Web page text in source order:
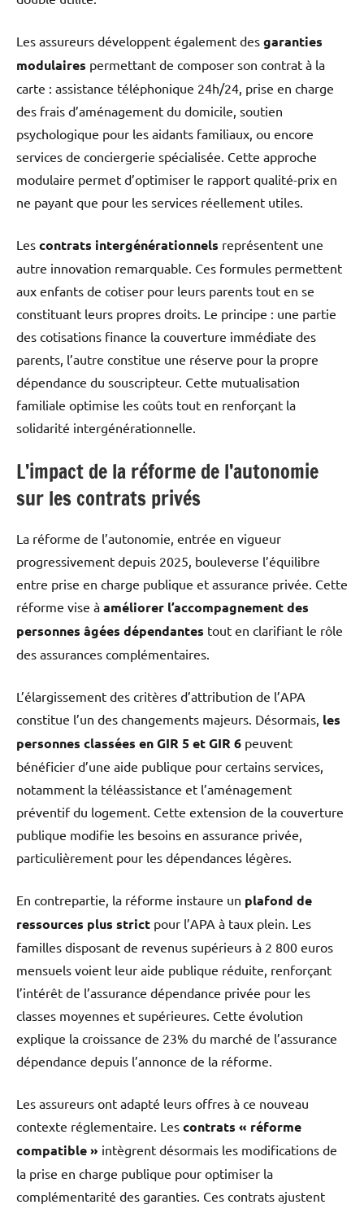
Les assureurs développent également des garanties
modulaires permettant de composer son contrat à la
carte : assistance téléphonique 24h/24, prise en charge
des frais d’aménagement du domicile, soutien
psychologique pour les aidants familiaux, ou encore
services de conciergerie spécialisée. Cette approche
modulaire permet d’optimiser le rapport qualité-prix en
ne payant que pour les services réellement utiles.
Les contrats intergénérationnels représentent une
autre innovation remarquable. Ces formules permettent
aux enfants de cotiser pour leurs parents tout en se
constituant leurs propres droits. Le principe : une partie
des cotisations finance la couverture immédiate des
parents, l’autre constitue une réserve pour la propre
dépendance du souscripteur. Cette mutualisation
familiale optimise les coûts tout en renforçant la
solidarité intergénérationnelle.
L’impact de la réforme de l’autonomie
sur les contrats privés
La réforme de l’autonomie, entrée en vigueur
progressivement depuis 2025, bouleverse l’équilibre
entre prise en charge publique et assurance privée. Cette
réforme vise à améliorer l’accompagnement des
personnes âgées dépendantes tout en clarifiant le rôle
des assurances complémentaires.
L’élargissement des critères d’attribution de l’APA
constitue l’un des changements majeurs. Désormais, les
personnes classées en GIR 5 et GIR 6 peuvent
bénéficier d’une aide publique pour certains services,
notamment la téléassistance et l’aménagement
préventif du logement. Cette extension de la couverture
publique modifie les besoins en assurance privée,
particulièrement pour les dépendances légères.
En contrepartie, la réforme instaure un plafond de
ressources plus strict pour l’APA à taux plein. Les
familles disposant de revenus supérieurs à 2 800 euros
mensuels voient leur aide publique réduite, renforçant
l’intérêt de l’assurance dépendance privée pour les
classes moyennes et supérieures. Cette évolution
explique la croissance de 23% du marché de l’assurance
dépendance depuis l’annonce de la réforme.
Les assureurs ont adapté leurs offres à ce nouveau
contexte réglementaire. Les contrats « réforme
compatible » intègrent désormais les modifications de
la prise en charge publique pour optimiser la
complémentarité des garanties. Ces contrats ajustent